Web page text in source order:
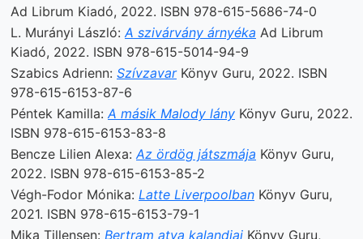
Ad Librum Kiadó, 2022. ISBN 978-615-5686-74-0
L. Murányi László:A szivárvány árnyéka Ad Librum
Kiadó, 2022. ISBN 978-615-5014-94-9
Szabics Adrienn: SzívzavarKönyv Guru, 2022. ISBN
978-615-6153-87-6
Péntek Kamilla:A másik Malody lány Könyv Guru, 2022.
ISBN 978-615-6153-83-8
Bencze Lilien Alexa:Az ördög játszmája Könyv Guru,
2022. ISBN 978-615-6153-85-2
Végh-Fodor Mónika: Latte Liverpoolban Könyv Guru,
2021. ISBN 978-615-6153-79-1
Mika Tillensen: Bertram atya kalandjai Könyv Guru,